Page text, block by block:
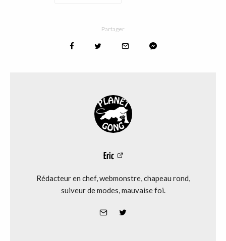
Partager
Eric
Rédacteur en chef, webmonstre, chapeau rond,
suiveur de modes, mauvaise foi.